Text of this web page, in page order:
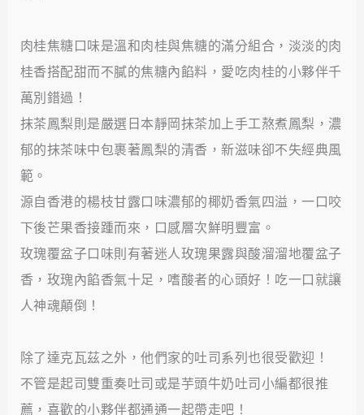
肉桂焦糖口味是溫和肉桂與焦糖的滿分組合，淡淡的肉
桂香搭配甜而不膩的焦糖內餡料，愛吃肉桂的小夥伴千
萬別錯過！
抹茶鳳梨則是嚴選日本靜岡抹茶加上手工熬煮鳳梨，濃
郁的抹茶味中包裹著鳳梨的清香，新滋味卻不失經典風
範。
源自香港的楊枝甘露口味濃郁的椰奶香氣四溢，一口咬
下後芒果香接踵而來，口感層次鮮明豐富。
玫瑰覆盆子口味則有著迷人玫瑰果露與酸溜溜地覆盆子
香，玫瑰內餡香氣十足，嗜酸者的心頭好！吃一口就讓
人神魂顛倒！
除了達克瓦茲之外，他們家的吐司系列也很受歡迎！
不管是起司雙重奏吐司或是芋頭牛奶吐司小編都很推
薦，喜歡的小夥伴都通通一起帶走吧！